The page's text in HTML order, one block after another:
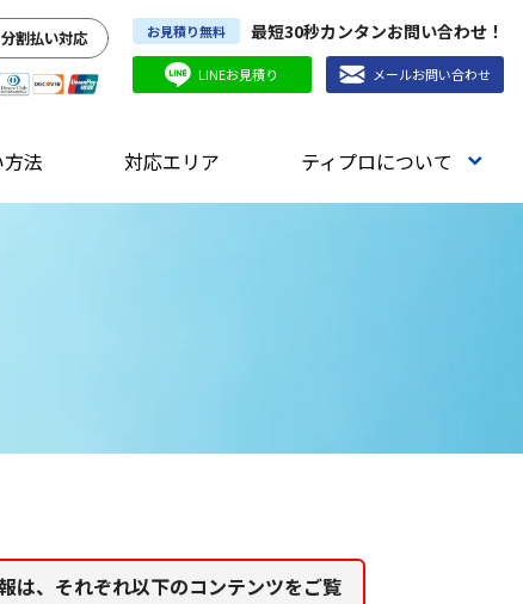
割払い対応 お見積り無料 最短30秒カンタンお問い合わせ！
LINEお見積り メールお問い合わせ
法 対応エリア ティプロについて
は、それぞれ以下のコンテンツをご覧